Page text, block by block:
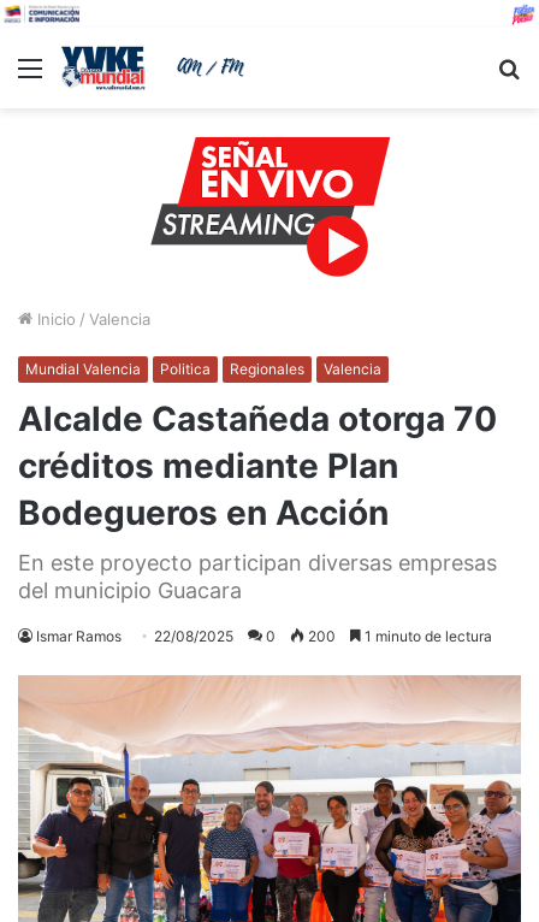
Menu
Inicio / Valencia
Mundial Valencia Politica Regionales Valencia
Alcalde Castañeda otorga 70
créditos mediante Plan
Bodegueros en Acción
En este proyecto participan diversas empresas
del municipio Guacara
Ismar Ramos 22/08/2025 0 200 1 minuto de lectura